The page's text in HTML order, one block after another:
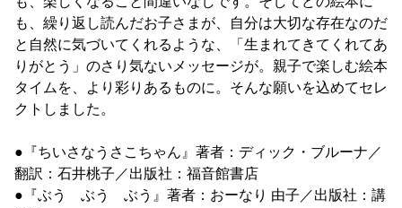
も、繰り返し読んだお子さまが、自分は大切な存在なのだ
と自然に気づいてくれるような、「生まれてきてくれてあ
りがとう」のさり気ないメッセージが。親子で楽しむ絵本
タイムを、より彩りあるものに。そんな願いを込めてセレ
クトしました。
●『ちいさなうさこちゃん』著者：ディック・ブルーナ／
翻訳：石井桃子／出版社：福音館書店
●『ぶう ぶう ぶう』著者：おーなり 由子／出版社：講